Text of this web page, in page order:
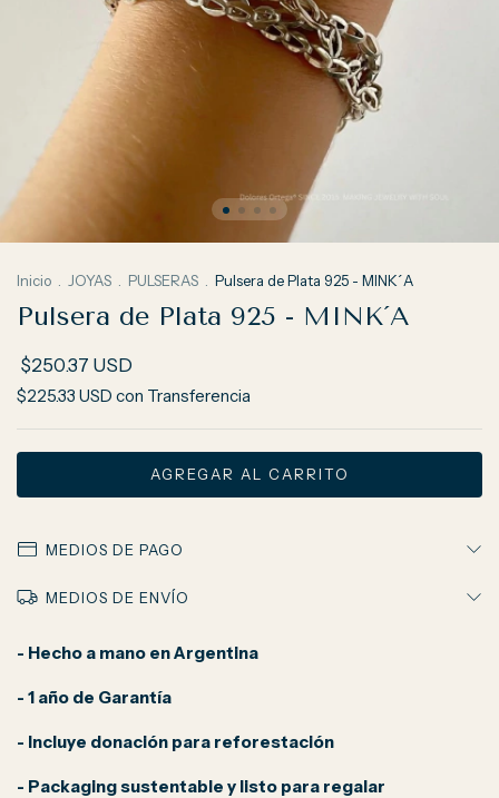
Inicio JOYAS PULSERAS Pulsera de Plata 925 - MINK´A
Pulsera de Plata 925 - MINK´A
$250.37 USD
$225.33 USD con Transferencia
MEDIOS DE PAGO
MEDIOS DE ENVÍO
- Hecho a mano en Argentina
- 1 año de Garantía
- Incluye donación para reforestación
- Packaging sustentable y listo para regalar